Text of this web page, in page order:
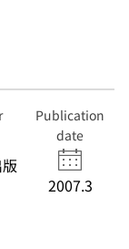
Publication
date
2007.3